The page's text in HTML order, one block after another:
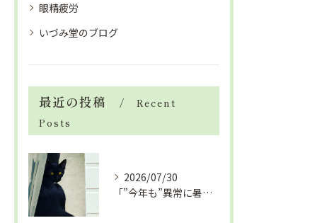
眼精疲労
いづみ堂のブログ
最近の投稿
Recent
Posts
2026/07/30
「”今年も”異常に暑い夏」酷暑+冷房＝夏風邪、腰痛、ひざの痛...